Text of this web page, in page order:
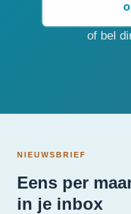
of bel
NIEUWSBRIEF
Eens per
in je inbox